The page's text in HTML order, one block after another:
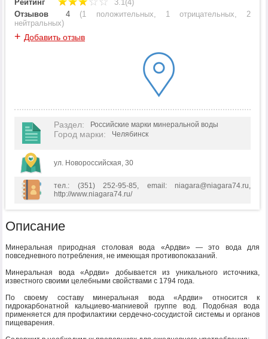
Рейтинг
3.1(4)
Отзывов
4 (1 положительных, 1 отрицательных,2
нейтральных)
+ Добавить отзыв
Раздел: Российские марки минеральной воды
Город марки: Челябинск
ул. Новороссийская, 30
тел.: (351) 252-95-85, email: niagara@niagara74.ru,
http://www.niagara74.ru/
Описание
Минеральная природная столовая вода «Ардви» — это вода для
повседневного потребления, не имеющая противопоказаний.
Минеральная вода «Ардви» добывается из уникального источника,
известного своими целебными свойствами с 1794 года.
По своему составу минеральная вода «Ардви» относится к
гидрокарбонатной кальциево-магниевой группе вод. Подобная вода
применяется для профилактики сердечно-сосудистой системы и органов
пищеварения.